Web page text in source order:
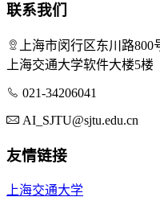
联系我们
上海市闵行区东川路800
上海交通大学软件大楼5楼
021-34206041
AI_SJTU@sjtu.edu.cn
友情链接
上海交通大学